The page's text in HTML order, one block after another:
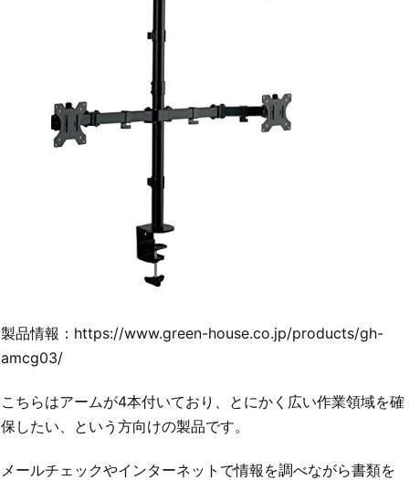
製品情報：https://www.green-house.co.jp/products/gh-
amcg03/
こちらはアームが4本付いており、とにかく広い作業領域を確
保したい、という方向けの製品です。
メールチェックやインターネットで情報を調べながら書類を